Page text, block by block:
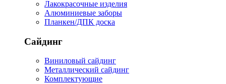
Лакокрасочные изделия
Алюминиевые заборы
Планкен/ДПК доска
Сайдинг
Виниловый сайдинг
Металлический сайдинг
Комплектующие